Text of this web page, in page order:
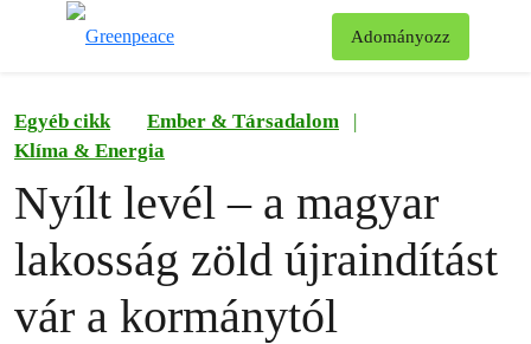
Adományozz
Egyéb cikk Ember & Társadalom
|
Klíma & Energia
Nyílt levél – a magyar
lakosság zöld újraindítást
vár a kormánytól